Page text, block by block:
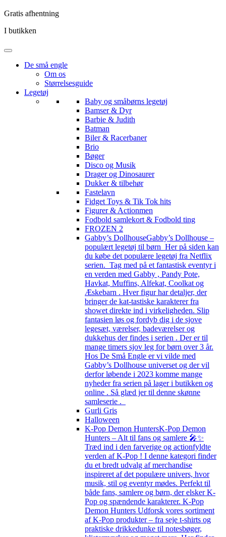
Gratis afhentning
I butikken
De små engle
Om os
Størrelsesguide
Legetøj
Baby og småbørns legetøj
Bamser & Dyr
Barbie & Judith
Batman
Biler & Racerbaner
Brio
Bøger
Disco og Musik
Drager og Dinosaurer
Dukker & tilbehør
Fastelavn
Fidget Toys & Tik Tok hits
Figurer & Actionmen
Fodbold samlekort & Fodbold ting
FROZEN 2
Gabby’s DollhouseGabby’s Dollhouse –
populært legetøj til børn Her på siden kan
du købe det populære legetøj fra Netflix
serien. Tag med på et fantastisk eventyr i
en verden med Gabby , Pandy Pote,
Havkat, Muffins, Alfekat, Coolkat og
Æskebarn . Hver figur har detaljer, der
bringer de kat-tastiske karakterer fra
showet direkte ind i virkeligheden. Slip
fantasien løs og fordyb dig i de sjove
legesæt, værelser, badeværelser og
dukkehus der findes i serien . Der er til
mange timers sjov leg for børn over 3 år.
Hos De Små Engle er vi vilde med
Gabby’s Dollhouse universet og der vil
derfor løbende i 2023 komme mange
nyheder fra serien på lager i butikken og
online . Så glæd jer til denne skønne
samleserie .
Gurli Gris
Halloween
K-Pop Demon HuntersK-Pop Demon
Hunters – Alt til fans og samlere 🎤✨
Træd ind i den farverige og actionfyldte
verden af K-Pop ! I denne kategori finder
du et bredt udvalg af merchandise
inspireret af det populære univers, hvor
musik, stil og eventyr mødes. Perfekt til
både fans, samlere og børn, der elsker K-
Pop og spændende karakterer. K-Pop
Demon Hunters Udforsk vores sortiment
af K-Pop produkter – fra seje t-shirts og
praktiske drikkedunke til notesbøger,